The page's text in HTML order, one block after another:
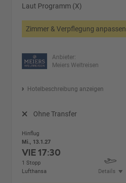
Laut Programm (X)
Zimmer & Verpflegung anpassen
Anbieter:
Meiers Weltreisen
Hotelbeschreibung anzeigen
Ohne Transfer
Hinflug
Mi., 13.1.27
VIE17:30
1 Stopp
Lufthansa
Details